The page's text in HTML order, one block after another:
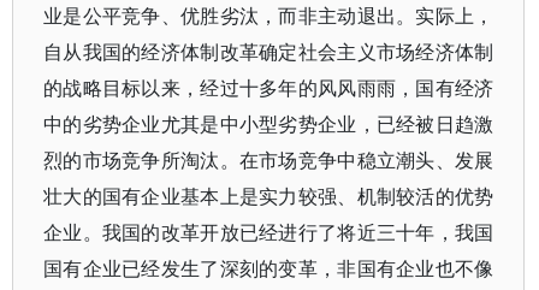
业是公平竞争、优胜劣汰，而非主动退出。实际上，
自从我国的经济体制改革确定社会主义市场经济体制
的战略目标以来，经过十多年的风风雨雨，国有经济
中的劣势企业尤其是中小型劣势企业，已经被日趋激
烈的市场竞争所淘汰。在市场竞争中稳立潮头、发展
壮大的国有企业基本上是实力较强、机制较活的优势
企业。我国的改革开放已经进行了将近三十年，我国
国有企业已经发生了深刻的变革，非国有企业也不像